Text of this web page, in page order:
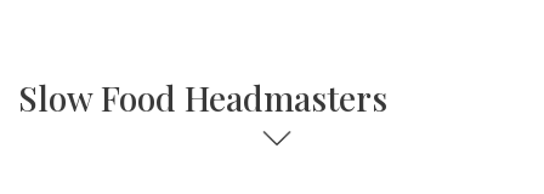
Slow Food Headmasters